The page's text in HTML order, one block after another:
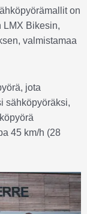
on
LMX Bikesin,
valmistamaa
jota
sähköpyöräksi,
45 km/h (28